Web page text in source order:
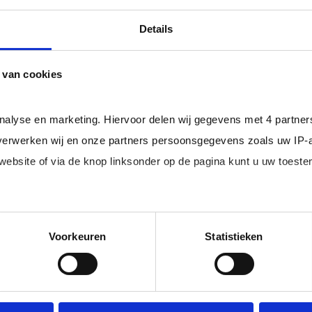
Details
cookies
en marketing. Hiervoor delen wij gegevens met 4
wij en onze partners persoonsgegevens zoals uw
of via de knop linksonder op de pagina kunt u uw
Voorkeuren Statistieken
dan het landelijke gemiddelde van ruim 20%
, zodat
in loondienst uit uw regio.
freelance
juiste kandidaten
No match? No pay!
als een
Ik
of
Je
krijgt